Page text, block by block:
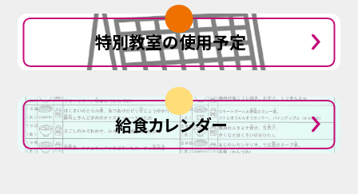
特別教室の使用予定
給食カレンダー